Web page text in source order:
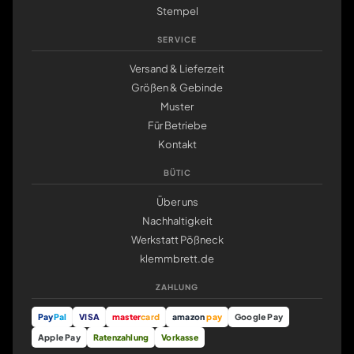
Stempel
SERVICE
Versand & Lieferzeit
Größen & Gebinde
Muster
Für Betriebe
Kontakt
BÜTIC
Über uns
Nachhaltigkeit
Werkstatt Pößneck
klemmbrett.de
ZAHLUNG
PayPal VISA mastercard amazonpay
Google Pay
Apple Pay
Ratenzahlung Vorkasse